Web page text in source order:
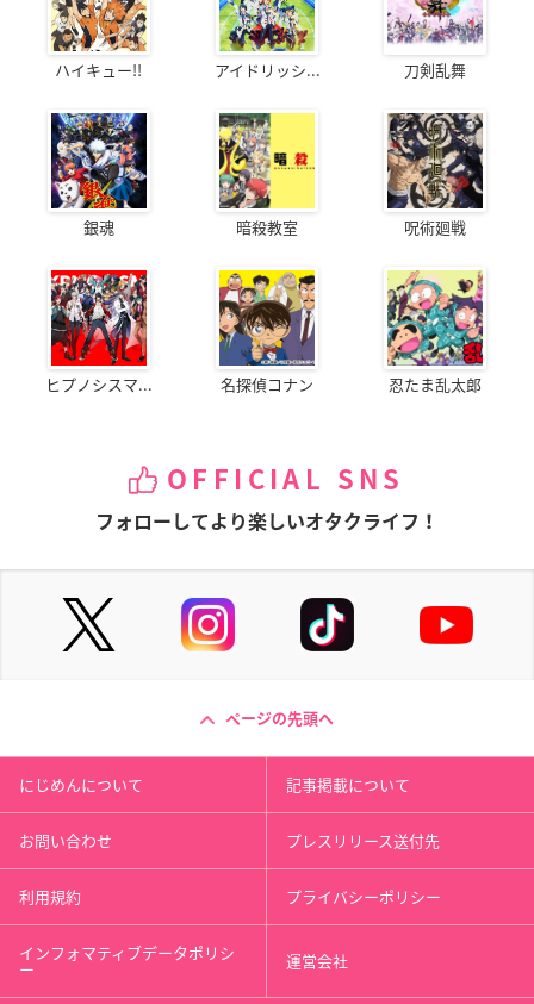
ハイキュー!! アイドリッシ... 刀剣乱舞
銀魂 暗殺教室 呪術廻戦
ヒプノシスマ... 名探偵コナン 忍たま乱太郎
OFFICIAL SNS
フォローしてより楽しいオタクライフ！
ページの先頭へ
にじめんについて 記事掲載について
お問い合わせ プレスリリース送付先
利用規約 プライバシーポリシー
インフォマティブデータポリシ
ー 運営会社